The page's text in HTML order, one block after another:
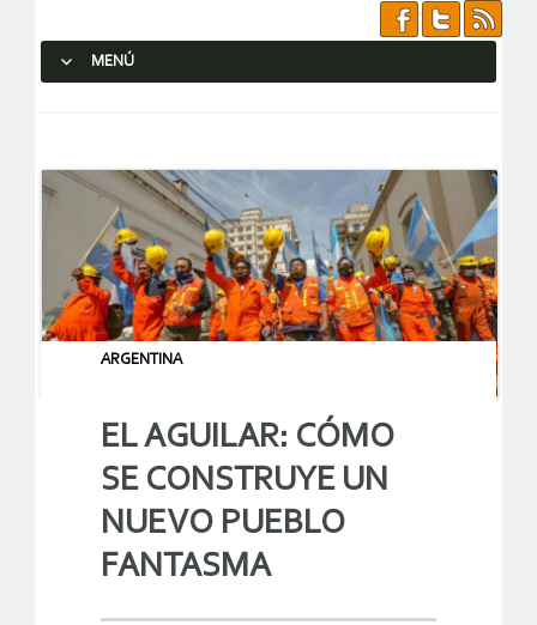
MENÚ
ARGENTINA
EL AGUILAR: CÓMO
SE CONSTRUYE UN
NUEVO PUEBLO
FANTASMA